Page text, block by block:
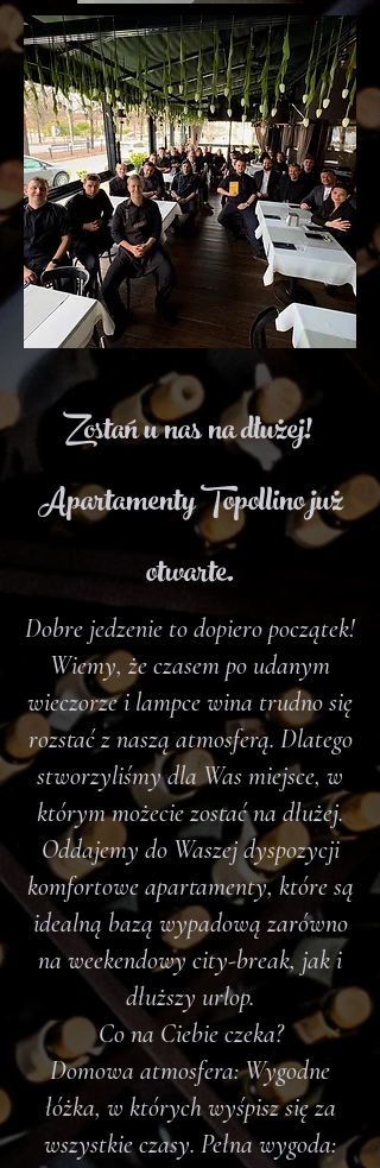
Zostań u nas na dłużej!
Apartamenty Topollino już
otwarte.
Dobre jedzenie to dopiero początek!
Wiemy, że czasem po udanym
wieczorze i lampce wina trudno się
rozstać z naszą atmosferą. Dlatego
stworzyliśmy dla Was miejsce, w
którym możecie zostać na dłużej.
Oddajemy do Waszej dyspozycji
komfortowe apartamenty, które są
idealną bazą wypadową zarówno
na weekendowy city-break, jak i
dłuższy urlop.
Co na Ciebie czeka?
Domowa atmosfera: Wygodne
łóżka, w których wyśpisz się za
wszystkie czasy. Pełna wygoda: